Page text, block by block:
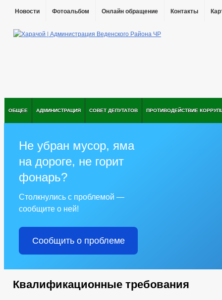
Новости Фотоальбом Онлайн обращение Контакты
ОБЩЕЕ АДМИНИСТРАЦИЯ СОВЕТ ДЕПУТАТОВ ПРОТИВОДЕЙСТВИЕ
Не убран мусор, яма
на дороге, не горит
фонарь?
Столкнулись с проблемой —
сообщите о ней!
Сообщить о проблеме
Квалификационные требования